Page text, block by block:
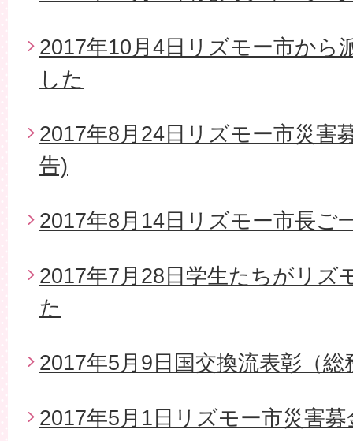
2017年10月4日リズモー市から
した
2017年8月24日リズモー市災害
告)
2017年8月14日リズモー市長ご
2017年7月28日学生たちがリズ
た
2017年5月9日国交換流表彰（総
2017年5月1日リズモー市災害